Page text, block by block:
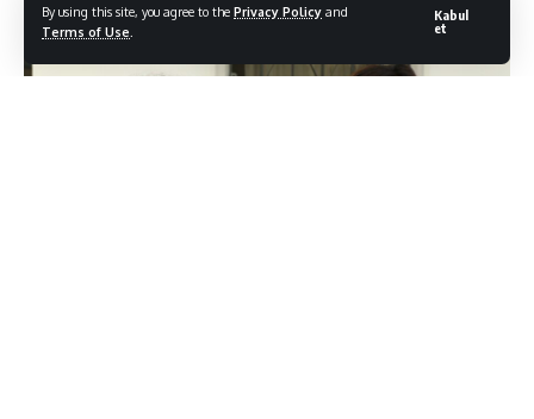
By using this site, you agree to the Privacy Policy and
Terms of Use
Kabul
et